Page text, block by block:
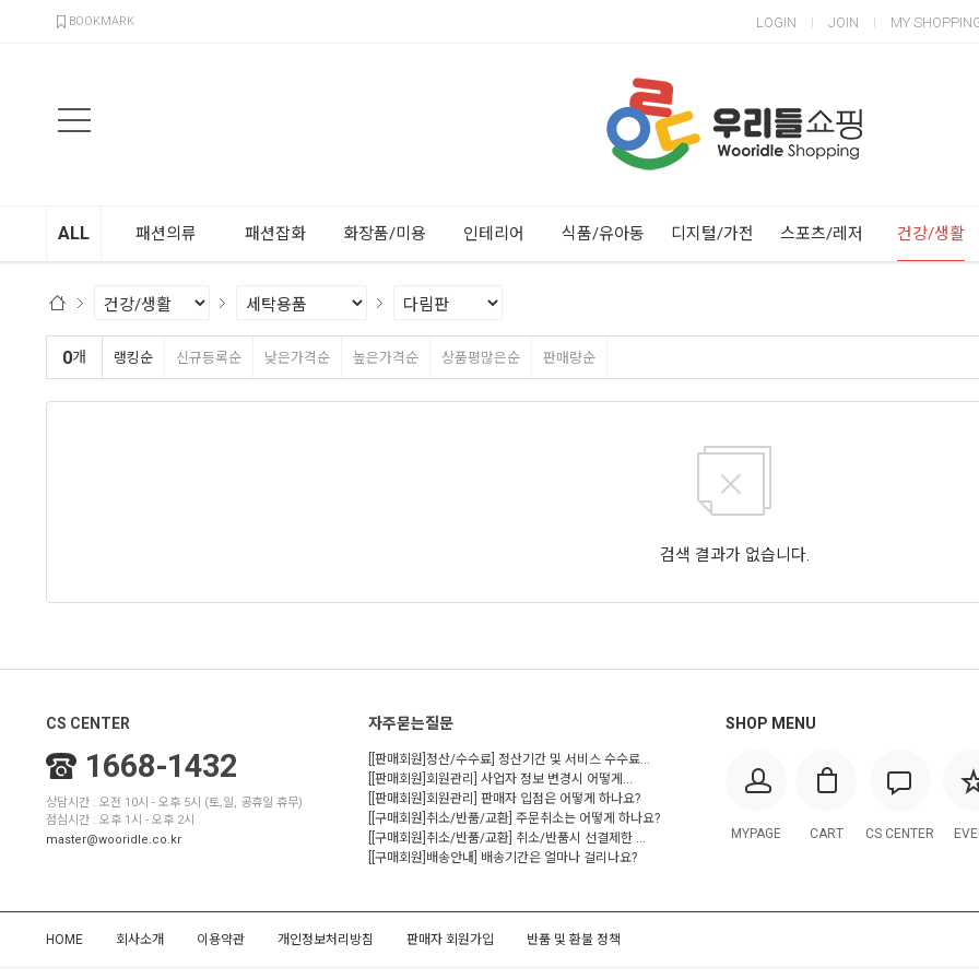
BOOKMARK LOGIN JOIN MY
ALL 패션의류 패션잡화 화장품/미용 인테리어 식품/유아동 디지털/가전 스포츠/레저 건강/생활
0개 랭킹순 신규등록순 낮은가격순 높은가격순 상품평많은순 판매량순
검색 결과가 없습니다.
CS CENTER
1668-1432
상담시간 : 오전 10시 - 오후 5시 (토,일, 공휴일 휴무)
점심시간 : 오후 1시 - 오후 2시
master@wooridle.co.kr
자주묻는질문
[[판매회원]정산/수수료] 정산기간 및 서비스 수수료...
[[판매회원]회원관리] 사업자 정보 변경시 어떻게...
[[판매회원]회원관리] 판매자 입점은 어떻게 하나요?
[[구매회원]취소/반품/교환] 주문취소는 어떻게 하나요?
[[구매회원]취소/반품/교환] 취소/반품시 선결제한 ...
[[구매회원]배송안내] 배송기간은 얼마나 걸리나요?
SHOP MENU
MYPAGE CART CS CENTER
HOME 회사소개 이용약관 개인정보처리방침 판매자 회원가입 반품 및 환불 정책